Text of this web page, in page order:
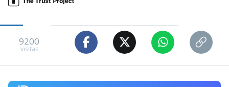
9200
visitas